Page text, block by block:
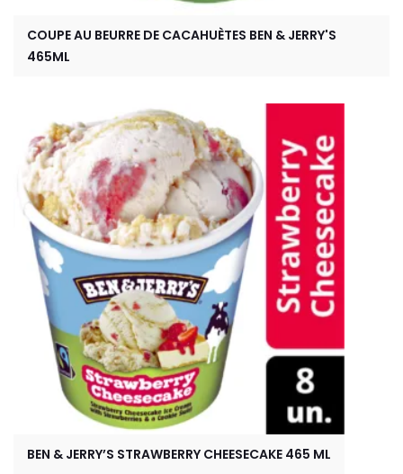
COUPE AU BEURRE DE CACAHUÈTES BEN & JERRY'S
465ML
BEN & JERRY’S STRAWBERRY CHEESECAKE 465 ML